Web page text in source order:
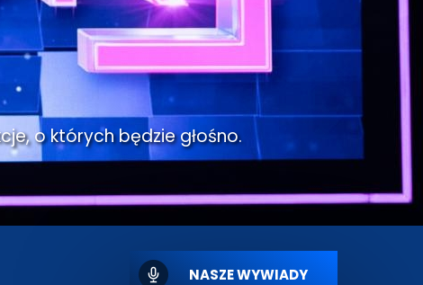
o których będzie głośno.
NASZE WYWIADY